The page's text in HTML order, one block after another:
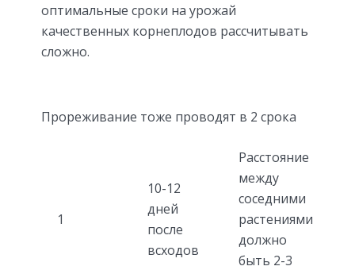
оптимальные сроки на урожай
качественных корнеплодов рассчитывать
сложно.
Прореживание тоже проводят в 2 срока
1
10-12
дней
после
всходов
Расстояние
между
соседними
растениями
должно
быть 2-3